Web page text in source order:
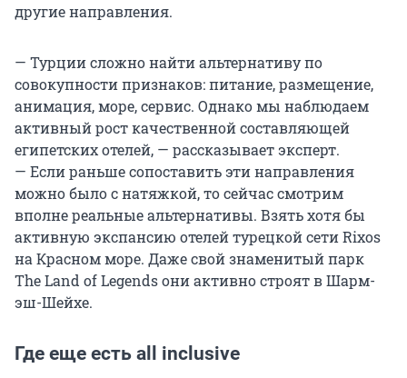
другие направления.
— Турции сложно найти альтернативу по
совокупности признаков: питание, размещение,
анимация, море, сервис. Однако мы наблюдаем
активный рост качественной составляющей
египетских отелей, — рассказывает эксперт.
— Если раньше сопоставить эти направления
можно было с натяжкой, то сейчас смотрим
вполне реальные альтернативы. Взять хотя бы
активную экспансию отелей турецкой сети Rixos
на Красном море. Даже свой знаменитый парк
The Land of Legends они активно строят в Шарм-
эш-Шейхе.
Где еще есть all inclusive